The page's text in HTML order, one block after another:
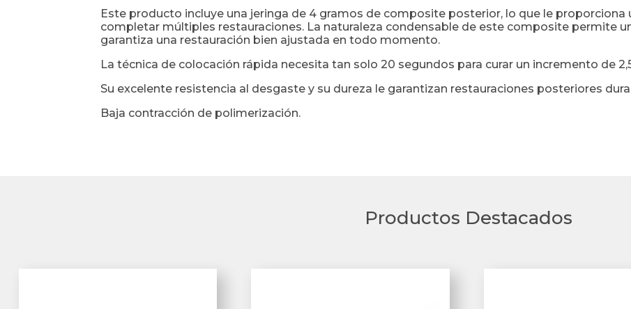
Este producto incluye una jeringa de 4 gramos de composite posterior, lo que le proporciona
completar múltiples restauraciones. La naturaleza condensable de este composite permite
garantiza una restauración bien ajustada en todo momento.
La técnica de colocación rápida necesita tan solo 20 segundos para curar un incremento de
Su excelente resistencia al desgaste y su dureza le garantizan restauraciones posteriores
Baja contracción de polimerización.
Productos Destacados